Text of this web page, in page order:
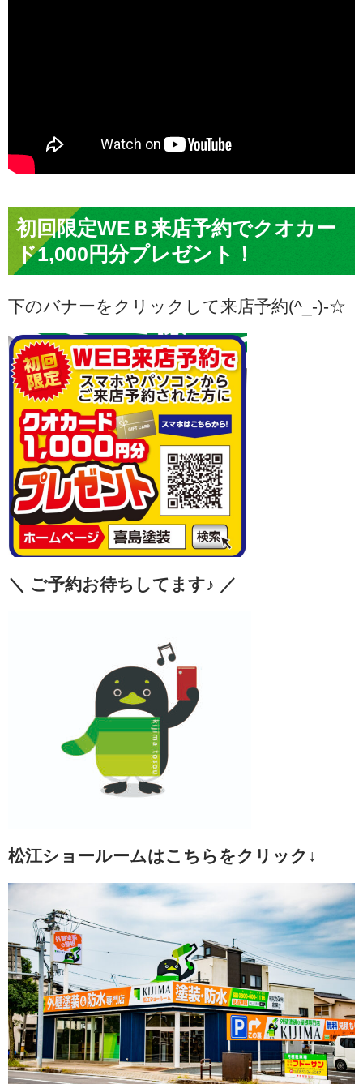
初回限定WEＢ来店予約でクオカー
ド1,000円分プレゼント！
下のバナーをクリックして来店予約(^_-)-☆
＼ ご予約お待ちしてます♪ ／
松江ショールームはこちらをクリック↓